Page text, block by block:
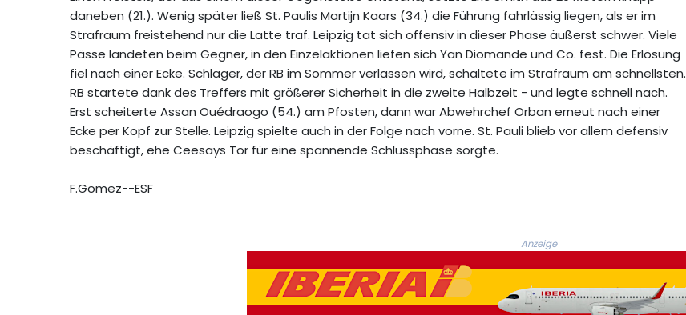
daneben (21.). Wenig später ließ St. Paulis Martijn Kaars (34.) die Führung fahrlässig liegen, als er im
Strafraum freistehend nur die Latte traf. Leipzig tat sich offensiv in dieser Phase äußerst schwer. Viele
Pässe landeten beim Gegner, in den Einzelaktionen liefen sich Yan Diomande und Co. fest. Die Erlösung
fiel nach einer Ecke. Schlager, der RB im Sommer verlassen wird, schaltete im Strafraum am schnellsten.
RB startete dank des Treffers mit größerer Sicherheit in die zweite Halbzeit - und legte schnell nach.
Erst scheiterte Assan Ouédraogo (54.) am Pfosten, dann war Abwehrchef Orban erneut nach einer
Ecke per Kopf zur Stelle. Leipzig spielte auch in der Folge nach vorne. St. Pauli blieb vor allem defensiv
beschäftigt, ehe Ceesays Tor für eine spannende Schlussphase sorgte.
F.Gomez--ESF
Anzeige